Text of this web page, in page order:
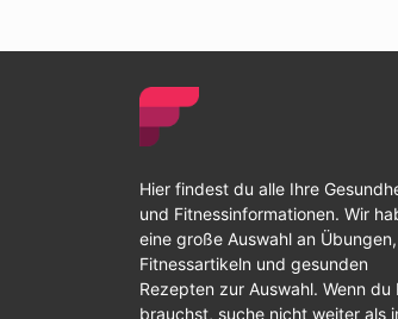
Hier findest du alle Ihre
und Fitnessinformationen. Wir
eine große Auswahl an Übungen,
Fitnessartikeln und gesunden
Rezepten zur Auswahl. Wenn du
brauchst, suche nicht weiter als